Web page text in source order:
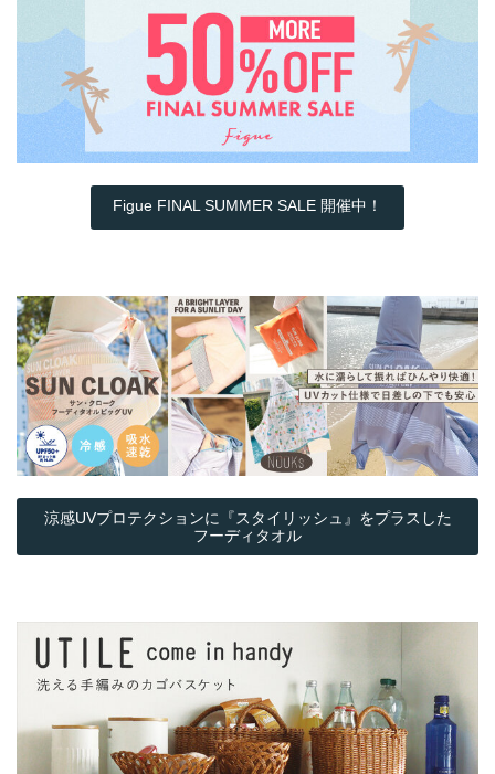
Figue FINAL SUMMER SALE 開催中！
涼感UVプロテクションに『スタイリッシュ』をプラスした
フーディタオル